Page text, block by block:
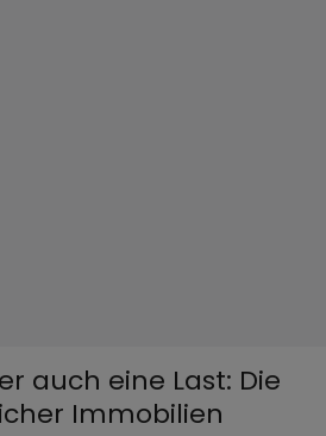
auch eine Last: Die
Immobilien